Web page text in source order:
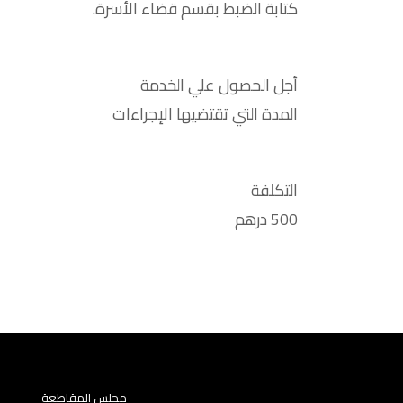
كتابة الضبط بقسم قضاء الأسرة.
أجل الحصول علي الخدمة
المدة التي تقتضيها الإجراءات
التكلفة
500 درهم
مجلس المقاطعة